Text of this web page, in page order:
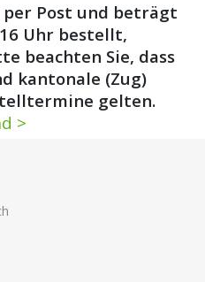
Post und beträgt
Uhr bestellt,
beachten Sie, dass
kantonale (Zug)
gelten.
>